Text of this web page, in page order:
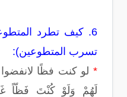
6. كيف تطرد
تسرب المتطوعين):
* لو كنت فظًا
لَهُمْ وَلَوْ كُنْتَ فَظّاً